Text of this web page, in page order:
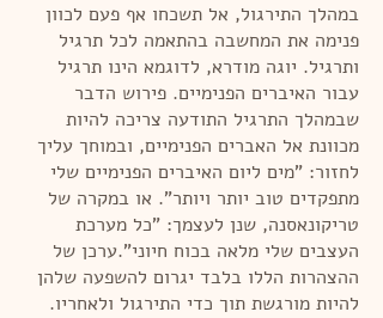
במהלך התירגול, אל תשכחו אף פעם לכוון
פנימה את המחשבה בהתאמה לכל תרגיל
ותרגיל. יוגה מודרא, לדוגמא הינו תרגיל
עבור האיברים הפנימיים. פירוש הדבר
שבמהלך התרגיל התודעה צריכה להיות
מכוונת אל האברים הפנימיים, ובמוחך עליך
לחזור: "מים ליום האיברים הפנימיים שלי
מתפקדים טוב יותר ויותר". או במקרה של
טריקונאסנה, שנן לעצמך: "כל מערכת
העצבים שלי מלאה בכוח חיוני".ערכן של
ההצהרות הללו בלבד יגרום להשפעה שלהן
להיות מורגשת תוך כדי התירגול ולאחריו.